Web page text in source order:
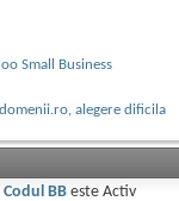
Small Business
alegere dificila
Codul BBeste Activ